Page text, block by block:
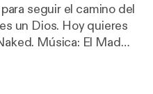
seguir el camino del
un Dios. Hoy quieres
Música: El Mad